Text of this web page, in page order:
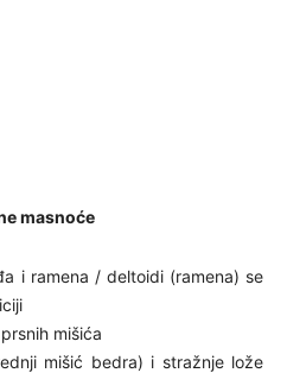
masnoće
i ramena / deltoidi (ramena) se
mišića
mišić bedra) i stražnje lože